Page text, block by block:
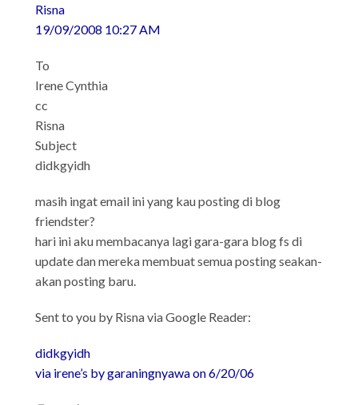
Risna
19/09/2008 10:27 AM
To
Irene Cynthia
cc
Risna
Subject
didkgyidh
masih ingat email ini yang kau posting di blog
friendster?
hari ini aku membacanya lagi gara-gara blog fs di
update dan mereka membuat semua posting seakan-
akan posting baru.
Sent to you by Risna via Google Reader:
didkgyidh
via irene’s by garaningnyawa on 6/20/06